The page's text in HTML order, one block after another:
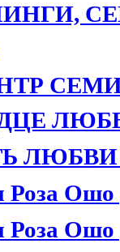
ЛЮБВИ
Роза
Роза Ошо